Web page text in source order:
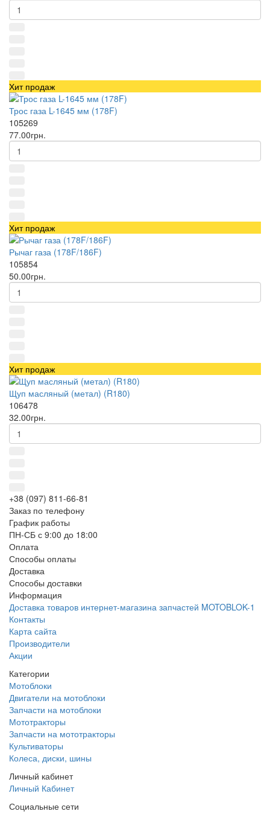
Хит продаж
Трос газа L-1645 мм (178F)
105269
77.00грн.
Хит продаж
Рычаг газа (178F/186F)
105854
50.00грн.
Хит продаж
Щуп масляный (метал) (R180)
106478
32.00грн.
+38 (097) 811-66-81
Заказ по телефону
График работы
ПН-СБ с 9:00 до 18:00
Оплата
Способы оплаты
Доставка
Способы доставки
Информация
Доставка товаров интернет-магазина запчастей MOTOBLOK-1
Контакты
Карта сайта
Производители
Акции
Категории
Мотоблоки
Двигатели на мотоблоки
Запчасти на мотоблоки
Мототракторы
Запчасти на мототракторы
Культиваторы
Колеса, диски, шины
Личный кабинет
Личный Кабинет
Социальные сети